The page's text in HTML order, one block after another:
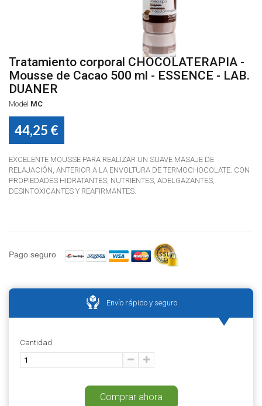
Tratamiento corporal CHOCOLATERAPIA -
Mousse de Cacao 500 ml - ESSENCE - LAB.
DUANER
Model MC
44,25 €
EXCELENTE MOUSSE PARA REALIZAR UN SUAVE MASAJE DE
RELAJACIÓN, ANTERIOR A LA ENVOLTURA DE TERMOCHOCOLATE. CON
PROPIEDADES HIDRATANTES, NUTRIENTES, ADELGAZANTES,
DESINTOXICANTES Y REAFIRMANTES.
Pago seguro
Envío rápido y seguro
Cantidad
Comprar ahora